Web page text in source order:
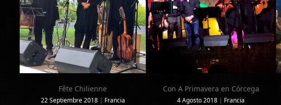
Fête Chilienne
22 Septiembre 2018 | Francia
Con A Primavera en Córcega
4 Agosto 2018 | Francia